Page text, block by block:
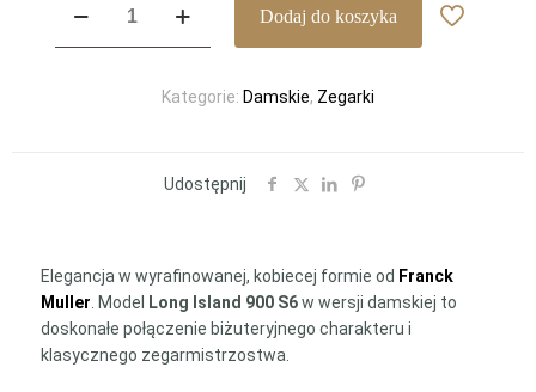
Damski
Franck
manualny
mechanizm,
giloszowana
tarcza
Dodaj do koszyka
Kategorie: Damskie, Zegarki
Udostępnij
Elegancja w wyrafinowanej, kobiecej formie od Franck
Muller . Model Long Island 900 S6w wersji damskiej to
doskonałe połączenie biżuteryjnego charakteru i
klasycznego zegarmistrzostwa.